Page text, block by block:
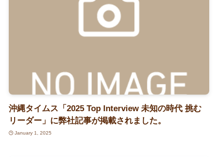
沖縄タイムス「2025 Top Interview 未知の時代 挑む
リーダー」に弊社記事が掲載されました。
January 1, 2025